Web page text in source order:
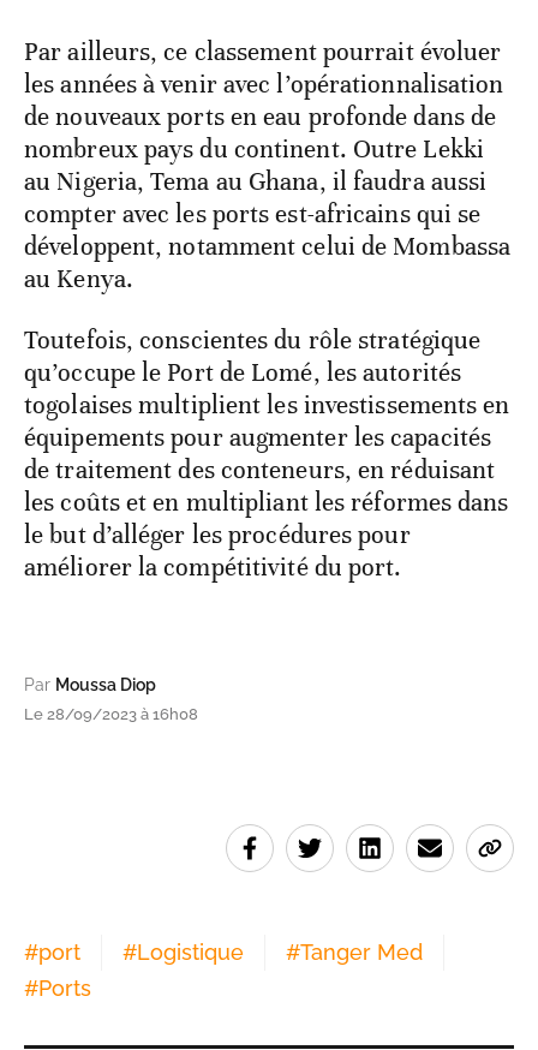
Par ailleurs, ce classement pourrait évoluer
les années à venir avec l’opérationnalisation
de nouveaux ports en eau profonde dans de
nombreux pays du continent. Outre Lekki
au Nigeria, Tema au Ghana, il faudra aussi
compter avec les ports est-africains qui se
développent, notamment celui de Mombassa
au Kenya.
Toutefois, conscientes du rôle stratégique
qu’occupe le Port de Lomé, les autorités
togolaises multiplient les investissements en
équipements pour augmenter les capacités
de traitement des conteneurs, en réduisant
les coûts et en multipliant les réformes dans
le but d’alléger les procédures pour
améliorer la compétitivité du port.
Par Moussa Diop
Le 28/09/2023 à 16h08
#port #Logistique #Tanger Med
#Ports